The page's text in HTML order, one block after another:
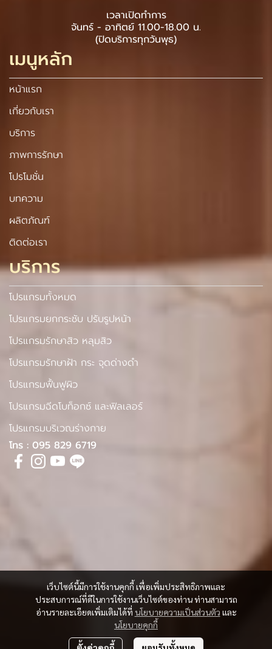
เว็บไซต์นี้มีการใช้งานคุกกี้ เพื่อเพิ่มประสิทธิภาพและ
ประสบการณ์ที่ดีในการใช้งานเว็บไซต์ของท่าน ท่านสามารถ
อ่านรายละเอียดเพิ่มเติมได้ที่ นโยบายความเป็นส่วนตัว และ
นโยบายคุกกี้
เวลาเปิดทำการ
จันทร์ - อาทิตย์ 11.00-18.00 น.
(ปิดบริการทุกวันพุธ)
เมนูหลัก
หน้าแรก
เกี่ยวกับเรา
บริการ
ภาพการรักษา
โปรโมชั่น
บทความ
ผลิตภัณฑ์
ติดต่อเรา
บริการ
โปรแกรมทั้งหมด
โปรแกรมยกกระชับ ปรับรูปหน้า
โปรแกรมรักษาสิว หลุมสิว
โปรแกรมรักษาฝ้า กระ จุดด่างดำ
โปรแกรมฟื้นฟูผิว
โปรแกรมฉีดโบท็อกซ์ และฟิลเลอร์
โปรแกรมบริเวณร่างกาย
โทร : 095 829 6719